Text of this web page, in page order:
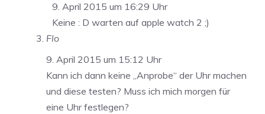
9. April 2015 um 16:29 Uhr
Keine : D warten auf apple watch 2 ;)
Flo
9. April 2015 um 15:12 Uhr
Kann ich dann keine „Anprobe“ der Uhr machen
und diese testen? Muss ich mich morgen für
eine Uhr festlegen?